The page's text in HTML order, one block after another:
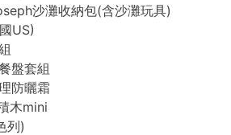
沙灘收納包(含沙灘玩具)
US)
盤套組
防曬霜
木mini
列)